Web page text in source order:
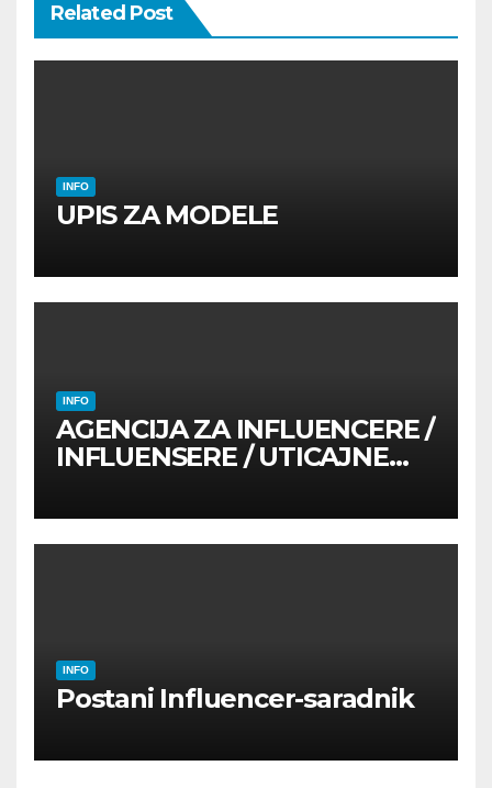
Related Post
INFO
UPIS ZA MODELE
INFO
AGENCIJA ZA INFLUENCERE /
INFLUENSERE / UTICAJNE
INFO
Postani Influencer-saradnik